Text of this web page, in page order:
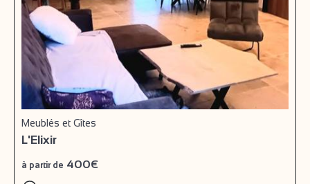
Meublés et Gîtes
L'Elixir
à partir de 400€